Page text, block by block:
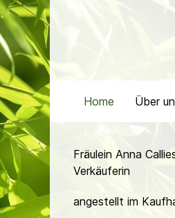
Home Über
Fräulein Anna
Verkäuferin
angestellt im